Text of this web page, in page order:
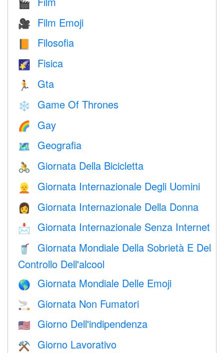
🎬
🎥 Film Emoji
📙 Filosofia
🌠 Fisica
🏃 Gta
❄️ Game Of Thrones
🌈 Gay
🗺 Geografia
🚴 Giornata Della Bicicletta
👱 Giornata Internazionale Degli Uomini
👩 Giornata Internazionale Della Donna
📩 Giornata Internazionale Senza Internet
🥤
Giornata Mondiale Della Sobrietà E Del
Controllo Dell'alcool
🌎 Giornata Mondiale Delle Emoji
🚬 Giornata Non Fumatori
🇺🇸 Giorno Dell'indipendenza
⚒️ Giorno Lavorativo